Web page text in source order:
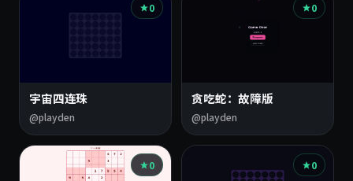
0
宇宙四连珠
@playden
0
贪吃蛇：故障版
@playden
0 0